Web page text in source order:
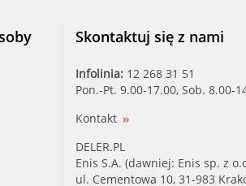
LAUBER (99.0002)
LAUBER (99.0102)
MAXGEAR (57-0003)
MEATDORIA (27113)
Skontaktuj się z nami
Infolinia: 12 268 31 51
Pon.-Pt. 9.00-17.00, Sob. 8.00-
Kontakt
DELER.PL
Enis S.A. (dawniej: Enis sp. z
ul. Cementowa 10, 31-983